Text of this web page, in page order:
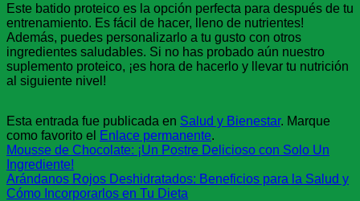
Este batido proteico es la opción perfecta para después de tu
entrenamiento. Es fácil de hacer, lleno de nutrientes!
Además, puedes personalizarlo a tu gusto con otros
ingredientes saludables. Si no has probado aún nuestro
suplemento proteico, ¡es hora de hacerlo y llevar tu nutrición
al siguiente nivel!
Esta entrada fue publicada en Salud y Bienestar. Marque
como favorito el Enlace permanente.
Mousse de Chocolate: ¡Un Postre Delicioso con Solo Un
Ingrediente!
Arándanos Rojos Deshidratados: Beneficios para la Salud y
Cómo Incorporarlos en Tu Dieta